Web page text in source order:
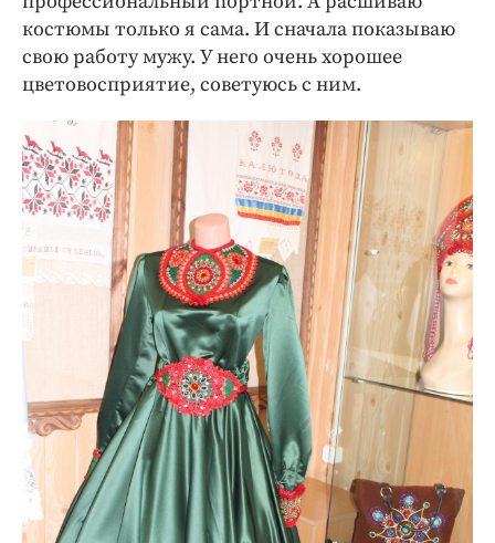
костюмы только я сама. И сначала показываю
свою работу мужу. У него очень хорошее
цветовосприятие, советуюсь с ним.